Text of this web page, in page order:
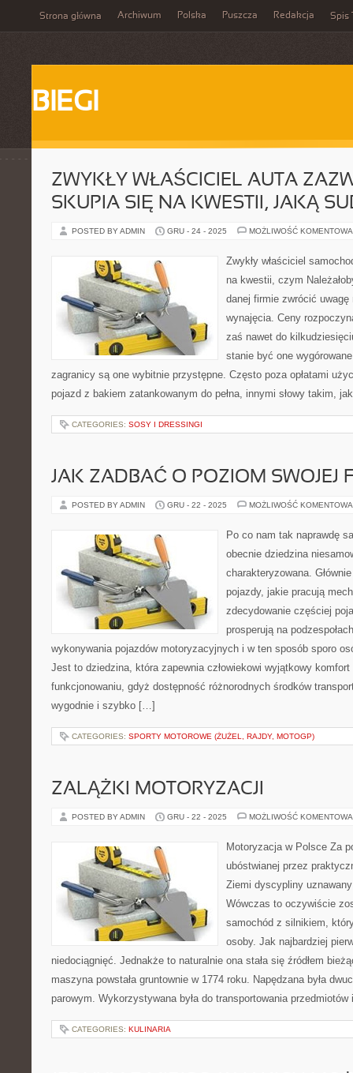
Strona główna Archiwum Polska Puszcza Redakcja Spis
BIEGI
ZWYKŁY WŁAŚCICIEL AUTA
SKUPIA SIĘ NA KWESTII, JAKĄ
POSTED BY ADMIN GRU - 24 - 2025 MOŻLIWOŚĆ
Zwykły właściciel
na kwestii, czym
danej firmie zwrócić
wynajęcia. Ceny
zaś nawet do
stanie być one
zagranicy są one wybitnie przystępne. Często poza opłatami
pojazd z bakiem zatankowanym do pełna, innymi słowy takim,
CATEGORIES: SOSY I DRESSINGI
JAK ZADBAĆ O POZIOM SWOJEJ
POSTED BY ADMIN GRU - 22 - 2025 MOŻLIWOŚĆ
Po co nam tak naprawdę
obecnie dziedzina
charakteryzowana.
pojazdy, jakie pracują
zdecydowanie częściej
prosperują na
wykonywania pojazdów motoryzacyjnych i w ten sposób sporo
Jest to dziedzina, która zapewnia człowiekowi wyjątkowy komfort
funkcjonowaniu, gdyż dostępność różnorodnych środków
wygodnie i szybko […]
CATEGORIES: SPORTY MOTOROWE (ŻUŻEL, RAJDY, MOTOGP)
ZALĄŻKI MOTORYZACJI
POSTED BY ADMIN GRU - 22 - 2025 MOŻLIWOŚĆ
Motoryzacja w Polsce Za
ubóstwianej przez
Ziemi dyscypliny
Wówczas to oczywiście
samochód z silnikiem,
osoby. Jak najbardziej
niedociągnięć. Jednakże to naturalnie ona stała się źródłem
maszyna powstała gruntownie w 1774 roku. Napędzana była
parowym. Wykorzystywana była do transportowania
CATEGORIES: KULINARIA